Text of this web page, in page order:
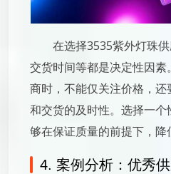
在选择3535紫外灯珠
交货时间等都是决定性因
商时，不能仅关注价格，
和交货的及时性。选择一
够在保证质量的前提下，降
4. 案例分析：优秀